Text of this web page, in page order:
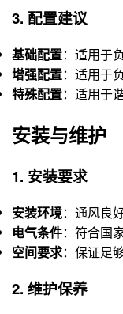
3. 配置建议
基础配置：适用于
增强配置：适用于
特殊配置：适用于
安装与维护
1. 安装要求
安装环境：通风良
电气条件：符合国
空间要求：保证足
2. 维护保养